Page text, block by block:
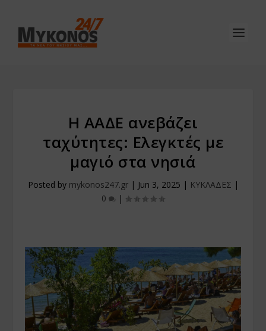
Η ΑΑΔΕ ανεβάζει
ταχύτητες: Ελεγκτές με
μαγιό στα νησιά
Posted by mykonos247.gr| Jun 3, 2025 | ΚΥΚΛΑΔΕΣ |
0
|